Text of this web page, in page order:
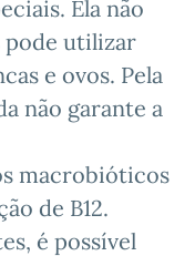
Ela não
pode utilizar
e ovos. Pela
não garante a
macrobióticos
de B12.
é possível